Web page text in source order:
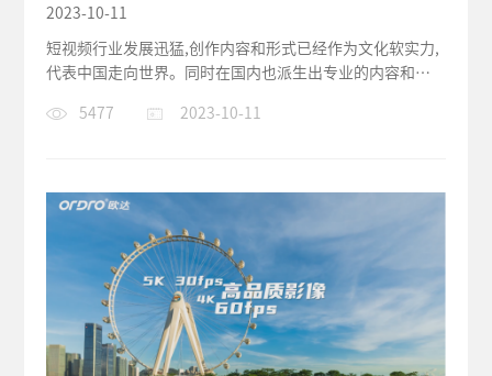
2023-10-11
短视频行业发展迅猛,创作内容和形式已经作为文化软实力,
代表中国走向世界。同时在国内也派生出专业的内容和直
5477
2023-10-11